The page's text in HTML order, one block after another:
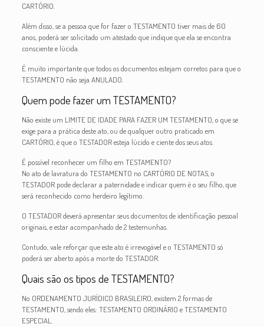
CARTÓRIO.
Além disso, se a pessoa que for fazer o TESTAMENTO tiver mais de 60
anos, poderá ser solicitado um atestado que indique que ela se encontra
consciente e lúcida.
É muito importante que todos os documentos estejam corretos para que o
TESTAMENTO não seja ANULADO.
Quem pode fazer um TESTAMENTO?
Não existe um LIMITE DE IDADE PARA FAZER UM TESTAMENTO, o que se
exige para a prática deste ato, ou de qualquer outro praticado em
CARTÓRIO, é que o TESTADOR esteja lúcido e ciente dos seus atos.
É possível reconhecer um filho em TESTAMENTO?
No ato de lavratura do TESTAMENTO no CARTÓRIO DE NOTAS, o
TESTADOR pode declarar a paternidade e indicar quem é o seu filho, que
será reconhecido como herdeiro legítimo.
O TESTADOR deverá apresentar seus documentos de identificação pessoal
originais, e estar acompanhado de 2 testemunhas.
Contudo, vale reforçar que este ato é irrevogável e o TESTAMENTO só
poderá ser aberto após a morte do TESTADOR.
Quais são os tipos de TESTAMENTO?
No ORDENAMENTO JURÍDICO BRASILEIRO, existem 2 formas de
TESTAMENTO, sendo eles: TESTAMENTO ORDINÁRIO e TESTAMENTO
ESPECIAL.